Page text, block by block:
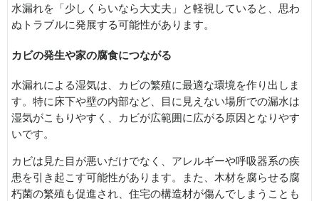
水漏れを「少しくらいなら大丈夫」と軽視していると、思わ
ぬトラブルに発展する可能性があります。
カビの発生や家の腐食につながる
水漏れによる湿気は、カビの繁殖に最適な環境を作り出しま
す。特に床下や壁の内部など、目に見えない場所での漏水は
湿気がこもりやすく、カビが広範囲に広がる原因となりやす
いです。
カビは見た目が悪いだけでなく、アレルギーや呼吸器系の疾
患を引き起こす可能性があります。また、木材を腐らせる腐
朽菌の繁殖も促進され、住宅の構造材が傷んでしまうことも